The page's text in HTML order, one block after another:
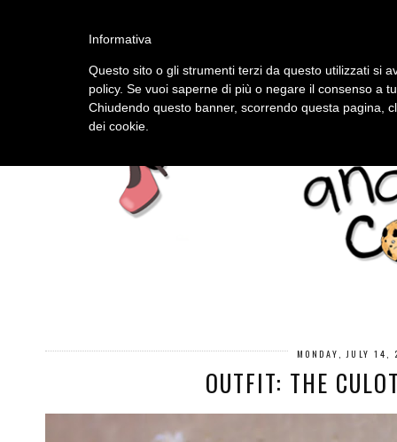
MONDAY, JULY 14,
OUTFIT: THE
Informativa
Questo sito o gli strumenti terzi da questo utilizzati si
policy. Se vuoi saperne di più o negare il consenso a
Chiudendo questo banner, scorrendo questa pagina,
dei cookie.